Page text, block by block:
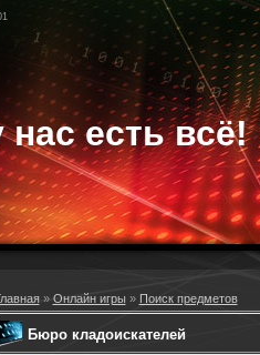
нас есть всё!
» Онлайн игры » Поиск предметов
Бюро кладоискателей